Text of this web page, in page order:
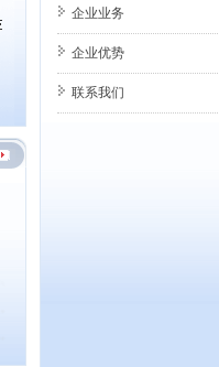
企业业务
企业优势
联系我们